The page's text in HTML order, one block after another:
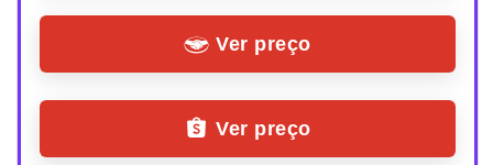
Ver preço
Ver preço